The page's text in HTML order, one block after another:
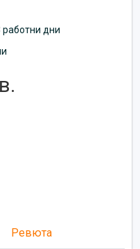
работни дни
Ревюта